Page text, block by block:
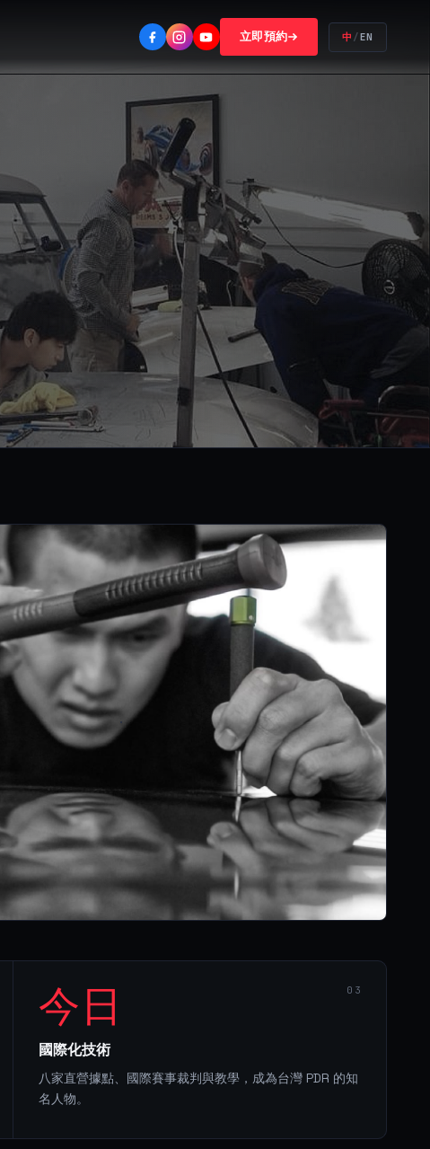
立即預約 中 /EN
03
今日
國際化技術
八家直營據點、國際賽事裁判與教學，成為台灣 PDR 的知
名人物。